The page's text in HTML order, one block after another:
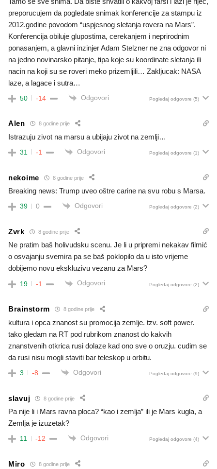
preporucujem da pogledate snimak konferencije za stampu iz
2012.godine povodom “uspjesnog sletanja rovera na Mars”.
Konferencija obiluje glupostima, cerekanjem i neprirodnim
ponasanjem, a glavni inzinjer Adam Stelzner ne zna odgovor ni
na jedno novinarsko pitanje, tipa koje su koordinate sletanja ili
nacin na koji su se roveri meko prizemljili… Zakljucak: NASA
laze, a lagace i sutra…
50 -14 Odgovori Pogledaj odgovore (5)
Alen 8 godine prije
Istrazuju zivot na marsu a ubijaju zivot na zemlji…
31 -1 Odgovori Pogledaj odgovore (1)
nekoime 8 godine prije
Breaking news: Trump uveo oštre carine na svu robu s Marsa.
39 0 Odgovori Pogledaj odgovore (2)
Zvrk 8 godine prije
Ne pratim baš holivudsku scenu. Je li u pripremi nekakav filmić
o osvajanju svemira pa se baš poklopilo da u isto vrijeme
dobijemo novu ekskluzivu vezanu za Mars?
19 -1 Odgovori Pogledaj odgovore (2)
Brainstorm 8 godine prije
kultura i opca znanost su promocija zemlje. tzv. soft power.
tako gledam na RT pod rubrikom znanost do kakvih
znanstvenih otkrica rusi dolaze kad ono sve o oruzju. cudim se
da rusi nisu mogli staviti bar teleskop u orbitu.
3 -8 Odgovori Pogledaj odgovore (9)
slavuj 8 godine prije
Pa nije li i Mars ravna ploca? “kao i zemlja” ili je Mars kugla, a
Zemlja je izuzetak?
11 -12 Odgovori Pogledaj odgovore (4)
Miro 8 godine prije